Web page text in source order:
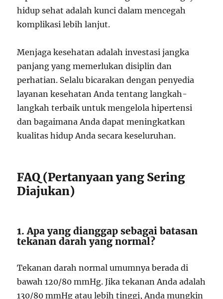
hidup sehat adalah kunci dalam mencegah
komplikasi lebih lanjut.
Menjaga kesehatan adalah investasi jangka
panjang yang memerlukan disiplin dan
perhatian. Selalu bicarakan dengan penyedia
layanan kesehatan Anda tentang langkah-
langkah terbaik untuk mengelola hipertensi
dan bagaimana Anda dapat meningkatkan
kualitas hidup Anda secara keseluruhan.
FAQ (Pertanyaan yang Sering
Diajukan)
1. Apa yang dianggap sebagai batasan
tekanan darah yang normal?
Tekanan darah normal umumnya berada di
bawah 120/80 mmHg. Jika tekanan Anda adalah
130/80 mmHg atau lebih tinggi, Anda mungkin